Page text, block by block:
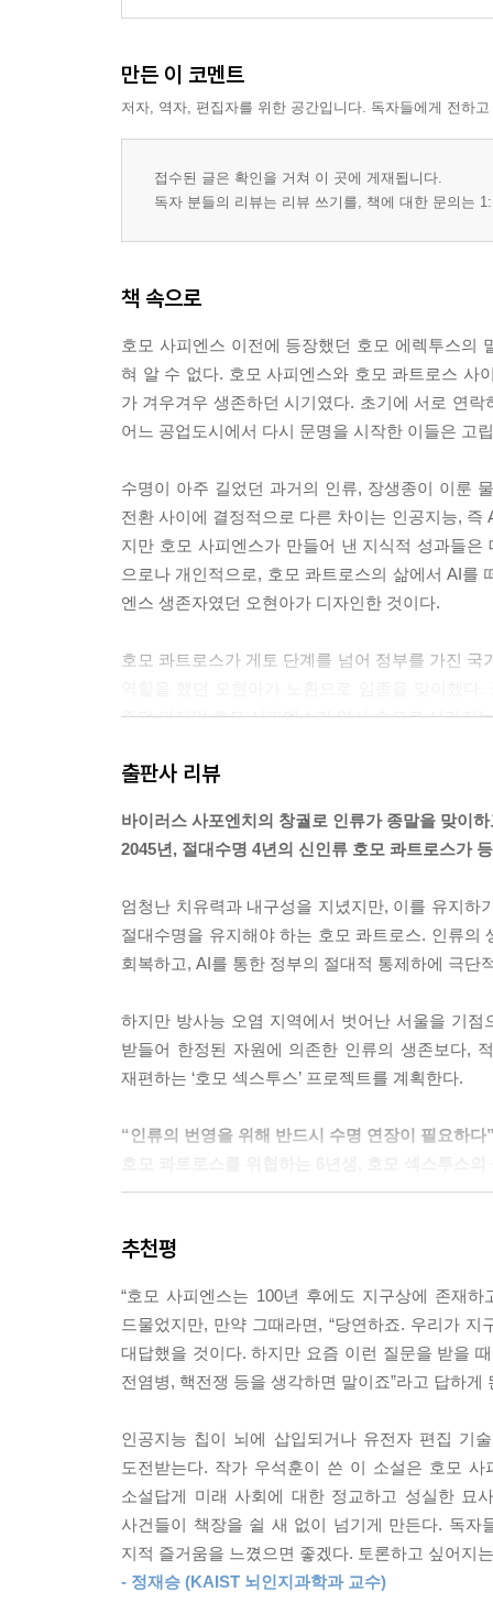
만든 이 코멘트
저자, 역자, 편집자를 위한 공간입니다. 독자들에게 전하
접수된 글은 확인을 거쳐 이 곳에 게재됩니다.
독자 분들의 리뷰는 리뷰 쓰기를, 책에 대한 문의는
책 속으로
호모 사피엔스 이전에 등장했던 호모 에렉투스의
혀 알 수 없다. 호모 사피엔스와 호모 콰트로스 사
가 겨우겨우 생존하던 시기였다. 초기에 서로 연
어느 공업도시에서 다시 문명을 시작한 이들은 고
수명이 아주 길었던 과거의 인류, 장생종이 이룬
전환 사이에 결정적으로 다른 차이는 인공지능,
지만 호모 사피엔스가 만들어 낸 지식적 성과들
으로나 개인적으로, 호모 콰트로스의 삶에서 AI를
엔스 생존자였던 오현아가 디자인한 것이다.
호모 콰트로스가 게토 단계를 넘어 정부를 가진
주던 마지막 호모 사피엔스가 역사 속으로 사라지
하고 살다가, 지금 이 경우를 맞는지 잘 모르겠다.
낮지만 또렷한 목소리로 석원주가 천천히 입을 떼
장남 석영호가 기계적인 대답을 했다. 순간 감정
“공장이나 돌리는 놈들이 세상에 대해 뭘 안다고!
못 하게 해. 내가 무슨 60살, 70살, 그렇게 살자고
이 조용히 죽음을 맞으니까 이렇게 정체되어 있는
이라도 늘리는 게 유일한 해법 아냐?”
--- p.37
“호모 섹스투스? 인간 수명 6년으로 연장? 그거
“실행? 불법이라는데, 뭘 어쩌려고?”
(중략)
“6년을 살 수 있는 인간, 호모 섹스투스. 그게 아
장사만 있는 건 아니야. 아버지의 생각도 그런 거
금 수명으로는 어렵지. 4년 살아서는 새로운 것을
“천수, 미안한데 우리가 오늘 할 이야기가 좀 많아.
피천수가 슬라이드를 넘겼다.
“변종 암의 세포는 대부분의 암이 그렇듯 유전적
부분을 편집해서 피시술자의 해당 유전자로 교체
성을 유지할 수 있습니다. 이렇게 유전적으로 변
출판사 리뷰
바이러스 사포엔치의 창궐로 인류가 종말을 맞이하
2045년, 절대수명 4년의 신인류 호모 콰트로스가
엄청난 치유력과 내구성을 지녔지만, 이를 유지
절대수명을 유지해야 하는 호모 콰트로스. 인류
회복하고, AI를 통한 정부의 절대적 통제하에 극
하지만 방사능 오염 지역에서 벗어난 서울을 기점
받들어 한정된 자원에 의존한 인류의 생존보다,
재편하는 ‘호모 섹스투스’ 프로젝트를 계획한다.
“인류의 번영을 위해 반드시 수명 연장이 필요하다
수명에는 인위적으로 손대지 마라” 조항 때문
한성유통은 자체적으로 암 치료제를 연구하던
콰트로스의 신체적 결함 때문에 무엇보다 암 치
하지만 수명 연장을 절대 불허한다는 헌법에 명
인류의 생존과 새로운 번영을 위한 거대 문명의 충
인간과 자연의 절대균형 속, 새로운 욕망이 꿈틀거
인류의 생존을 위해 4년이라는 절대수명을 유지
반드시 수명을 연장해야 한다는 서울국민당이 맞
추천평
“호모 사피엔스는 100년 후에도 지구상에 존재
드물었지만, 만약 그때라면, “당연하죠. 우리가
대답했을 것이다. 하지만 요즘 이런 질문을 받을
전염병, 핵전쟁 등을 생각하면 말이죠”라고 답하
인공지능 칩이 뇌에 삽입되거나 유전자 편집 기
도전받는다. 작가 우석훈이 쓴 이 소설은 호모
소설답게 미래 사회에 대한 정교하고 성실한 묘
사건들이 책장을 쉴 새 없이 넘기게 만든다. 독
지적 즐거움을 느꼈으면 좋겠다. 토론하고 싶어지
- 정재승 (KAIST 뇌인지과학과 교수)